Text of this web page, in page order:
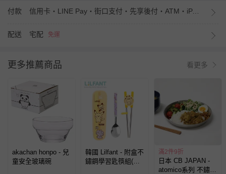
付款 信用卡・LINE Pay・街口支付・先享後付・ATM・iPASS MONEY
配送 宅配 免運
更多推薦商品 看更多
akachan honpo - 兒
童安全玻璃碗
韓國 Lilfant - 附盒不
鏽鋼學習匙筷組(左
滿2件9折
日本 CB JAPAN -
atomico系列 不鏽鋼